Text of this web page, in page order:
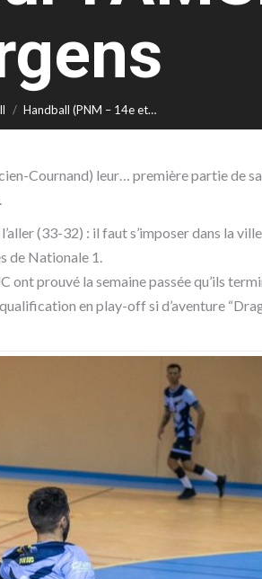
Handball (PNM – 14e et…
Cournand) leur… première partie de
(33-32) : il faut s’imposer dans la
de Nationale 1.
ont prouvé la semaine passée qu’ils
en play-off si d’aventure